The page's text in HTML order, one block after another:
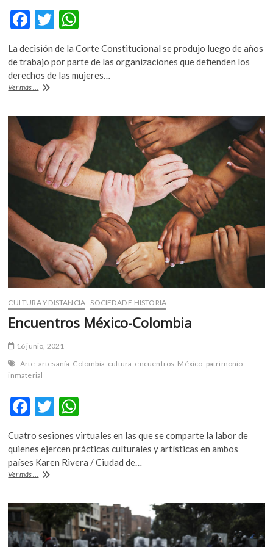
F
ac
e
b
o
o
k
T
w
itt
er
h
at
s
p
p
La decisión de la Corte Constitucional se produjo luego de años
de trabajo por parte de las organizaciones que defienden los
derechos de las mujeres…
Ver más ... En
despenaliza
el
aborto
hasta
la
CULTURA Y DISTANCIA SOCIEDAD E HISTORIA
Encuentros México-Colombia
16 junio, 2021
Arte artesanía Colombia cultura encuentros México patrimonio
inmaterial
F
e
b
o
o
k
T
itt
er
h
at
s
p
p
Cuatro sesiones virtuales en las que se comparte la labor de
quienes ejercen prácticas culturales y artísticas en ambos
países Karen Rivera / Ciudad de…
Ver más ... Encuentros